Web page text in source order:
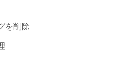
を削除